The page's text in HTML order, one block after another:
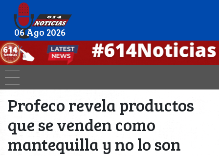
06 Ago 2026
Profeco revela productos
que se venden como
mantequilla y no lo son